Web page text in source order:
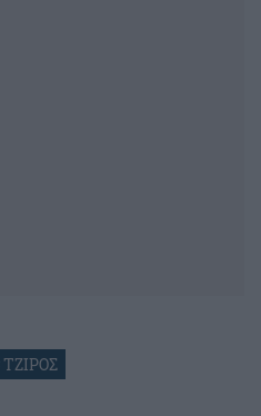
ΤΖΙΡΟΣ